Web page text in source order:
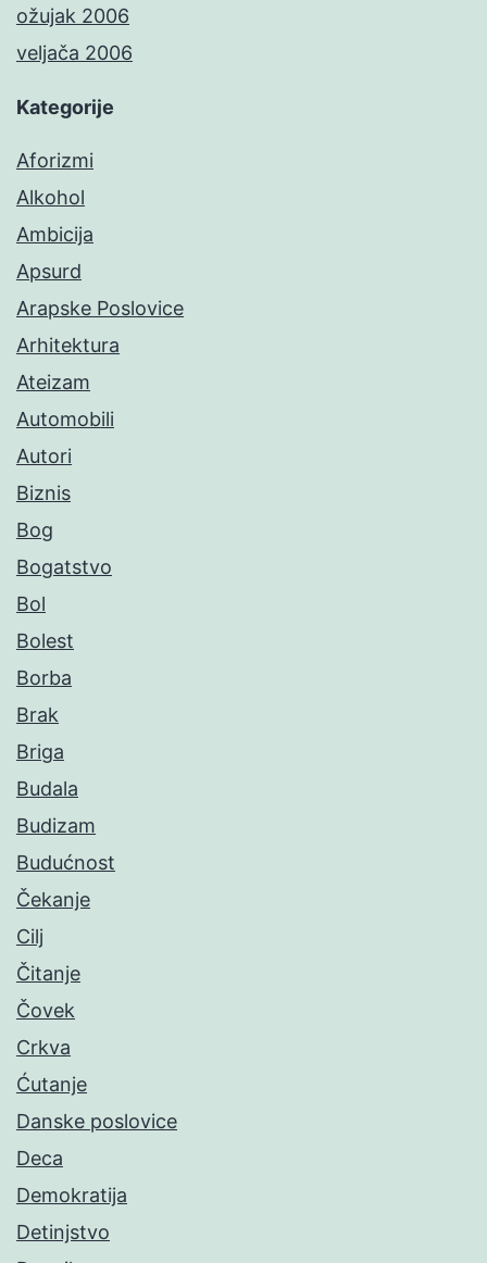
ožujak 2006
veljača 2006
Kategorije
Aforizmi
Alkohol
Ambicija
Apsurd
Arapske Poslovice
Arhitektura
Ateizam
Automobili
Autori
Biznis
Bog
Bogatstvo
Bol
Bolest
Borba
Brak
Briga
Budala
Budizam
Budućnost
Čekanje
Cilj
Čitanje
Čovek
Crkva
Ćutanje
Danske poslovice
Deca
Demokratija
Detinjstvo